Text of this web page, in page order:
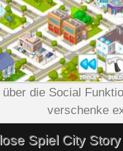
die Social
verschenke
Spiel City